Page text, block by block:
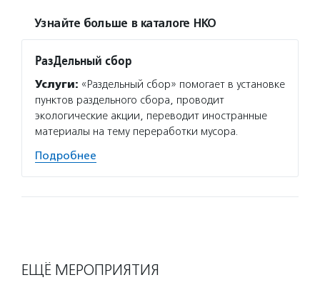
Узнайте больше в каталоге НКО
РазДельный сбор
Услуги: «Раздельный сбор» помогает в установке
пунктов раздельного сбора, проводит
экологические акции, переводит иностранные
материалы на тему переработки мусора.
Подробнее
ЕЩЁ МЕРОПРИЯТИЯ